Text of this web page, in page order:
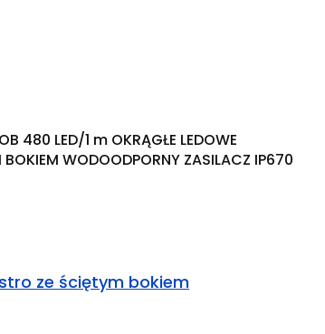
480 LED/1 m OKRĄGŁE LEDOWE
BOKIEM WODOODPORNY ZASILACZ IP670